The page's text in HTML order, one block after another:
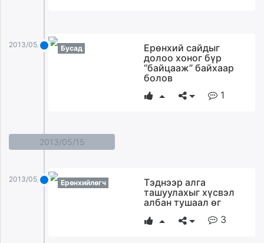
2013/05/16 Бусад
Ерөнхий сайдыг
долоо хоног бүр
“байцааж” байхаар
болов
1
2013/05/15
2013/05/15 Ерөнхийлөгч
Тэднээр алга
ташуулахыг хүсвэл
албан тушаал өг
3